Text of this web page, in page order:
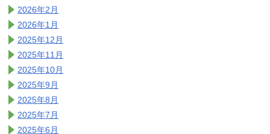
2026年2月
2026年1月
2025年12月
2025年11月
2025年10月
2025年9月
2025年8月
2025年7月
2025年6月